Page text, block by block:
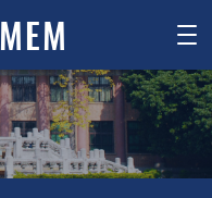
MEM